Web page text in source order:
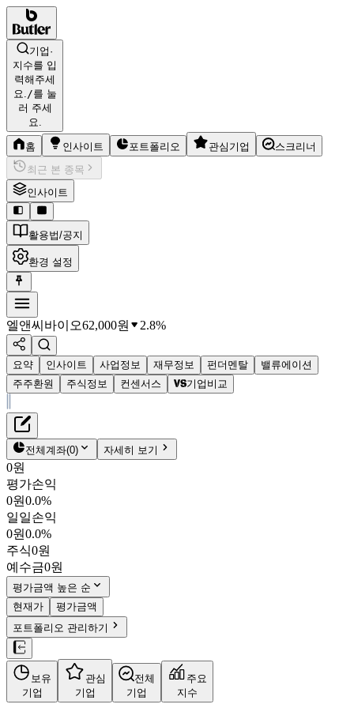
기업·
지수를 입
력해주세
요./를 눌
러 주세
요.
홈 인사이트 포트폴리오 관심기업
스크리너
최근 본 종목
인사이트
활용법/공지
환경 설정
엘앤씨바이오62,000원 2.8%
요약 인사이트 사업정보 재무정보 펀더멘탈
밸류에이션
주주환원
주식정보 컨센서스 기업비교
엘앤씨바이오
62,000원
290650
KOSDAQ
시가총액
PBR8.24
PER-
fPER 98.84
배당수익률0.08%
자사주비율0.93%
결산월12월
4분기누적
10년
주재무제표
재무정보
펀더멘탈
밸류에이션
주주환원
컨센서스
주식정보
전체계좌(0) 자세히 보기
0원
평가손익
0원0.0%
일일손익
0원0.0%
주식0원
예수금0원
평가금액 높은 순
현재가
평가금액
포트폴리오 관리하기
보유
기업
관심
기업
전체
기업
주요
지수